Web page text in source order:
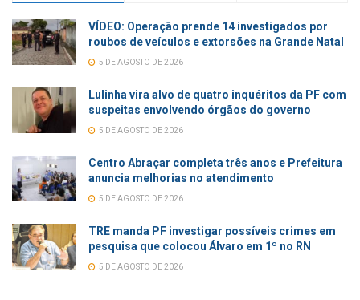
VÍDEO: Operação prende 14 investigados por
roubos de veículos e extorsões na Grande Natal
5 DE AGOSTO DE 2026
Lulinha vira alvo de quatro inquéritos da PF com
suspeitas envolvendo órgãos do governo
5 DE AGOSTO DE 2026
Centro Abraçar completa três anos e Prefeitura
anuncia melhorias no atendimento
5 DE AGOSTO DE 2026
TRE manda PF investigar possíveis crimes em
pesquisa que colocou Álvaro em 1º no RN
5 DE AGOSTO DE 2026